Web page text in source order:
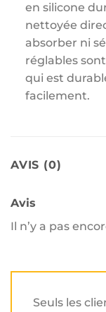
en silicone
nettoyée
absorber ni
réglables
qui est
facilement.
AVIS (0)
Avis
Il n’y a pas
Seuls les